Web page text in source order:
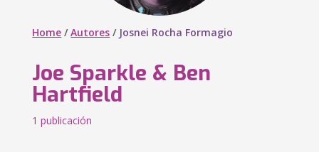
Home /Autores / Josnei Rocha Formagio
Joe Sparkle & Ben
Hartfield
1 publicación